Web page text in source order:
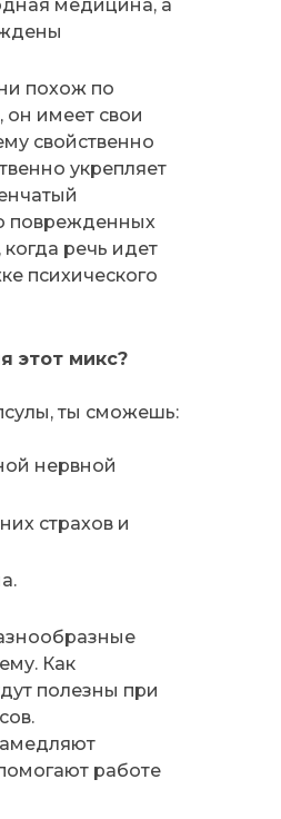
медицина, а
похож по
имеет свои
свойственно
укрепляет
поврежденных
речь идет
психического
этот микс?
ты сможешь:
нервной
страхов и
Как
полезны при
работе